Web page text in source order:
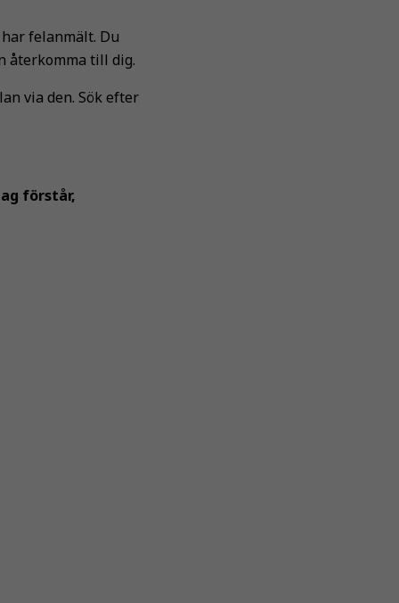
felanmält. Du
återkomma till dig.
via den. Sök efter
förstår,